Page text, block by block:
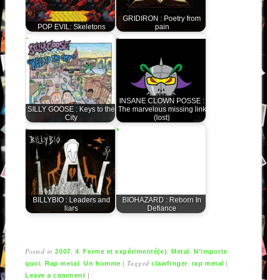
POP EVIL: Skeletons
GRIDIRON : Poetry from
pain
SILLY GOOSE : Keys to the
City
INSANE CLOWN POSSE :
The marvelous missing link
(lost)
BILLYBIO : Leaders and
liars
BIOHAZARD : Reborn In
Defiance
Posted in2007 4 ,Ferme et expérimenté(e) ,Metal ,N'importe
quoi ,Rap metal ,Un homme |Taggedclawfinger rap metal |
Leave a comment |